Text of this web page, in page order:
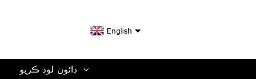
English
ڊائون لوڊ ڪريو